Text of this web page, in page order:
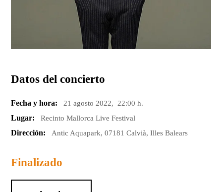
Datos del concierto
Fecha y hora: 21 agosto 2022, 22:00 h.
Lugar: Recinto Mallorca Live Festival
Dirección: Antic Aquapark, 07181 Calvià, Illes Balears
Finalizado